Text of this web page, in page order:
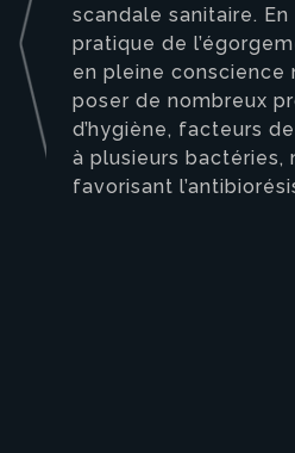
scandale sanitaire.
pratique de
en pleine conscience
poser de nombreux
d’hygiène, facteurs
à plusieurs bactéries,
favorisant